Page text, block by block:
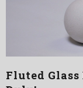
Fluted